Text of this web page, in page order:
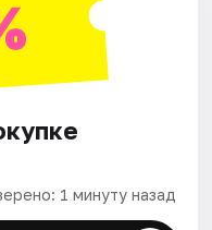
1 минуту назад